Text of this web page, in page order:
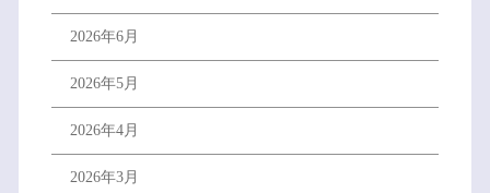
2026年6月
2026年5月
2026年4月
2026年3月